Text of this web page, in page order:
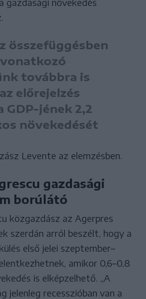
összefüggésben
továbbra is
előrejelzés
GDP-jének 2,2
növekedését
Levente az elemzésben.
gazdasági
borúlátó
közgazdász az Agerpres
szerdán arról beszélt, hogy a
első jelei szeptember–
amikor 0,6–0,8
is elképzelhető. „A
jelenleg recesszióban van a